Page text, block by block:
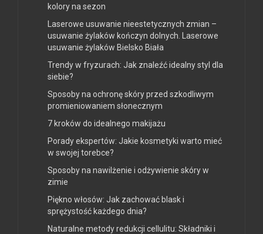
kolory na sezon
Laserowe usuwanie nieestetycznych zmian –
usuwanie żylaków kończyn dolnych. Laserowe
usuwanie żylaków Bielsko Biała
Trendy w fryzurach: Jak znaleźć idealny styl dla
siebie?
Sposoby na ochronę skóry przed szkodliwym
promieniowaniem słonecznym
7 kroków do idealnego makijażu
Porady ekspertów: Jakie kosmetyki warto mieć
w swojej torebce?
Sposoby na nawilżenie i odżywienie skóry w
zimie
Piękno włosów: Jak zachować blask i
sprężystość każdego dnia?
Naturalne metody redukcji cellulitu: Składniki i